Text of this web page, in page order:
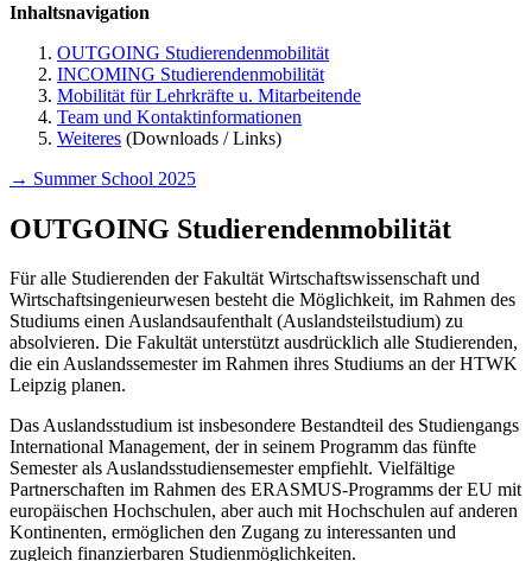
Inhaltsnavigation
OUTGOING Studierendenmobilität
INCOMING Studierendenmobilität
Mobilität für Lehrkräfte u. Mitarbeitende
Team und Kontaktinformationen
Weiteres (Downloads / Links)
→ Summer School 2025
OUTGOING Studierendenmobilität
Für alle Studierenden der Fakultät Wirtschaftswissenschaft und
Wirtschaftsingenieurwesen besteht die Möglichkeit, im Rahmen des
Studiums einen Auslandsaufenthalt (Auslandsteilstudium) zu
absolvieren. Die Fakultät unterstützt ausdrücklich alle Studierenden,
die ein Auslandssemester im Rahmen ihres Studiums an der HTWK
Leipzig planen.
Das Auslandsstudium ist insbesondere Bestandteil des Studiengangs
International Management, der in seinem Programm das fünfte
Semester als Auslandsstudiensemester empfiehlt. Vielfältige
Partnerschaften im Rahmen des ERASMUS-Programms der EU mit
europäischen Hochschulen, aber auch mit Hochschulen auf anderen
Kontinenten, ermöglichen den Zugang zu interessanten und
zugleich finanzierbaren Studienmöglichkeiten.